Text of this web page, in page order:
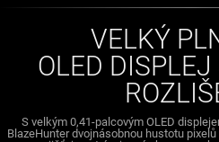
VELKÝ
OLED
S velkým 0,41-palcovým OLED
BlazeHunter dvojnásobnou hustotu